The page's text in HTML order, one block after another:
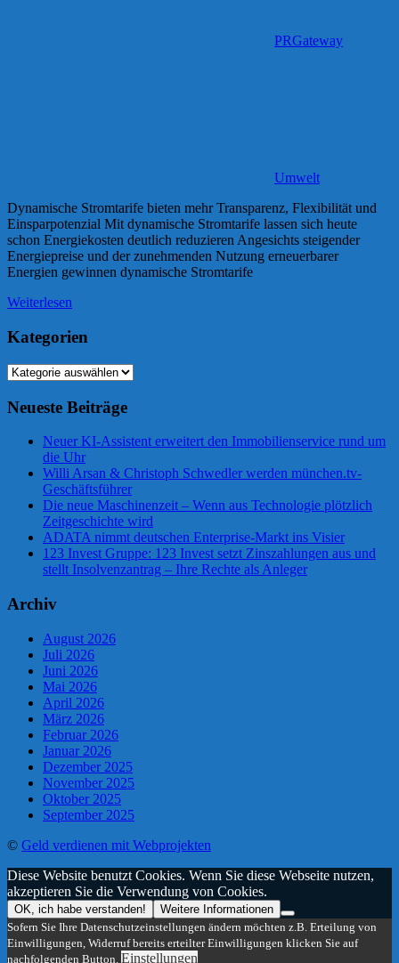
PRGateway
Umwelt
Dynamische Stromtarife bieten mehr Transparenz, Flexibilität und
Einsparpotenzial Mit dynamische Stromtarife lassen sich heute
schon Energiekosten deutlich reduzieren Angesichts steigender
Energiepreise und der zunehmenden Nutzung erneuerbarer
Energien gewinnen dynamische Stromtarife
Weiterlesen
Kategorien
Kategorien
Neueste Beiträge
Neuer KI-Assistent erweitert den Immobilienservice rund um
die Uhr
Willi Arsan & Christoph Schwedler werden münchen.tv-
Geschäftsführer
Die neue Maschinenzeit – Wenn aus Technologie plötzlich
Zeitgeschichte wird
ADATA nimmt deutschen Enterprise-Markt ins Visier
123 Invest Gruppe: 123 Invest setzt Zinszahlungen aus und
stellt Insolvenzantrag – Ihre Rechte als Anleger
Archiv
August 2026
Juli 2026
Juni 2026
Mai 2026
April 2026
März 2026
Februar 2026
Januar 2026
Dezember 2025
November 2025
Oktober 2025
September 2025
© Geld verdienen mit Webprojekten
Diese Website benutzt Cookies. Wenn Sie diese Webseite nutzen,
akzeptieren Sie die Verwendung von Cookies.
OK, ich habe verstanden!
Weitere Informationen
Sofern Sie Ihre Datenschutzeinstellungen ändern möchten z.B. Erteilung von
Einwilligungen, Widerruf bereits erteilter Einwilligungen klicken Sie auf
nachfolgenden Button. Einstellungen